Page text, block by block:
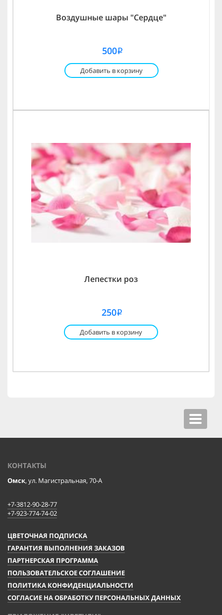
Воздушные шары "Сердце"
500i
Добавить в корзину
Лепестки роз
250i
Добавить в корзину
Toggle
КОНТАКТЫ
Омск, ул. Магистральная, 70-А
+7-3812-90-28-77
+7-923-774-74-02
ЦВЕТОЧНАЯ ПОДПИСКА
ГАРАНТИЯ ВЫПОЛНЕНИЯ ЗАКАЗОВ
ПАРТНЕРСКАЯ ПРОГРАММА
ПОЛЬЗОВАТЕЛЬСКОЕ СОГЛАШЕНИЕ
ПОЛИТИКА КОНФИДЕНЦИАЛЬНОСТИ
СОГЛАСИЕ НА ОБРАБОТКУ ПЕРСОНАЛЬНЫХ ДАННЫХ